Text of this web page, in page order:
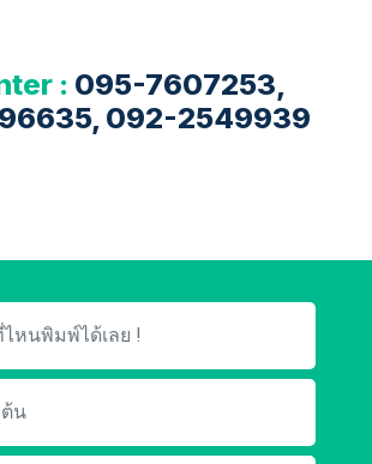
: 095-7607253,
092-2549939